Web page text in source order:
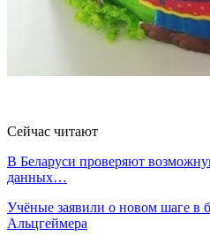
Сейчас читают
В Беларуси проверяют
данных…
Учёные заявили о новом шаге в
Альцгеймера